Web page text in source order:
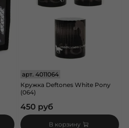
арт.4011064
Кружка Deftones White Pony
(064)
450 руб
В корзину